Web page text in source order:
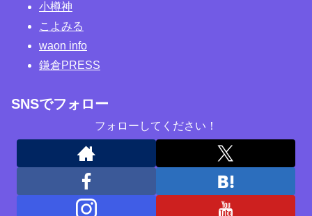
小樽神
こよみる
waon info
鎌倉PRESS
SNSでフォロー
フォローしてください！